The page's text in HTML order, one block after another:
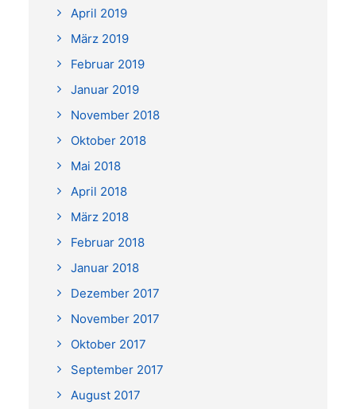
April 2019
März 2019
Februar 2019
Januar 2019
November 2018
Oktober 2018
Mai 2018
April 2018
März 2018
Februar 2018
Januar 2018
Dezember 2017
November 2017
Oktober 2017
September 2017
August 2017